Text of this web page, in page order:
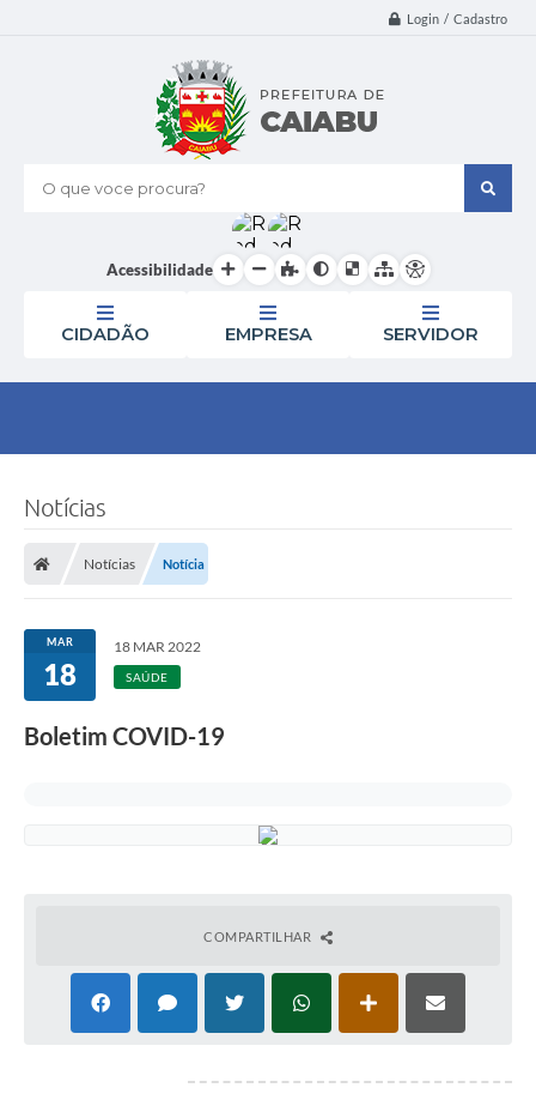
Login / Cadastro
O que voce procura?
Acessibilidade
CIDADÃO EMPRESA SERVIDOR
Notícias
Notícias Notícia
MAR
18
18 MAR 2022
SAÚDE
Boletim COVID-19
COMPARTILHAR